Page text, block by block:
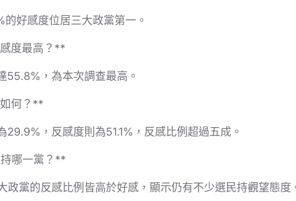
好感度位居三大政黨第一。
度最高？**
55.8%，為本次調查最高。
何？**
29.9%，反感度則為51.1%，反感比例超過五成。
哪一黨？**
政黨的反感比例皆高於好感，顯示仍有不少選民持觀望態度